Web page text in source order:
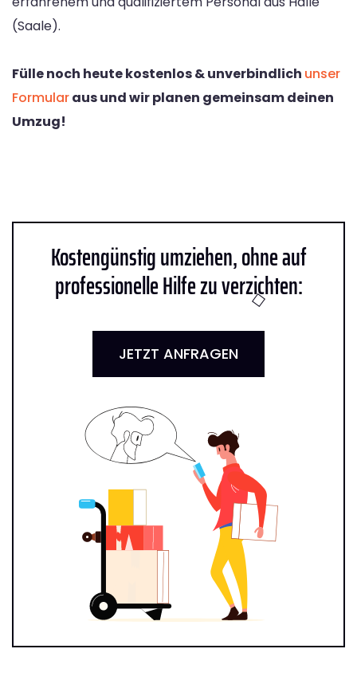
(Saale).
Fülle noch heute kostenlos & unverbindlich unser
Formularaus und wir planen gemeinsam deinen
Umzug!
Kostengünstig umziehen, ohne auf
professionelle Hilfe zu verzichten:
JETZT ANFRAGEN